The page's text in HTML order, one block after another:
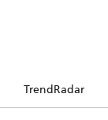
TrendRadar